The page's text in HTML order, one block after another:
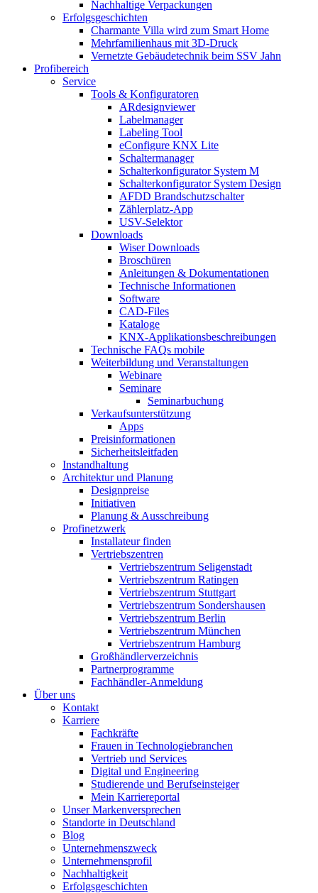
Nachhaltige Verpackungen
Erfolgsgeschichten
Charmante Villa wird zum Smart Home
Mehrfamilienhaus mit 3D-Druck
Vernetzte Gebäudetechnik beim SSV Jahn
Profibereich
Service
Tools & Konfiguratoren
ARdesignviewer
Labelmanager
Labeling Tool
eConfigure KNX Lite
Schaltermanager
Schalterkonfigurator System M
Schalterkonfigurator System Design
AFDD Brandschutzschalter
Zählerplatz-App
USV-Selektor
Downloads
Wiser Downloads
Broschüren
Anleitungen & Dokumentationen
Technische Informationen
Software
CAD-Files
Kataloge
KNX-Applikationsbeschreibungen
Technische FAQs mobile
Weiterbildung und Veranstaltungen
Webinare
Seminare
Seminarbuchung
Verkaufsunterstützung
Apps
Preisinformationen
Sicherheitsleitfaden
Instandhaltung
Architektur und Planung
Designpreise
Initiativen
Planung & Ausschreibung
Profinetzwerk
Installateur finden
Vertriebszentren
Vertriebszentrum Seligenstadt
Vertriebszentrum Ratingen
Vertriebszentrum Stuttgart
Vertriebszentrum Sondershausen
Vertriebszentrum Berlin
Vertriebszentrum München
Vertriebszentrum Hamburg
Großhändlerverzeichnis
Partnerprogramme
Fachhändler-Anmeldung
Über uns
Kontakt
Karriere
Fachkräfte
Frauen in Technologiebranchen
Vertrieb und Services
Digital und Engineering
Studierende und Berufseinsteiger
Mein Karriereportal
Unser Markenversprechen
Standorte in Deutschland
Blog
Unternehmenszweck
Unternehmensprofil
Nachhaltigkeit
Erfolgsgeschichten